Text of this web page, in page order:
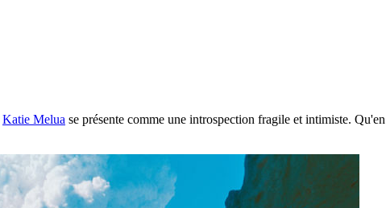
Katie Melua se présente comme une introspection fragile et intimiste.